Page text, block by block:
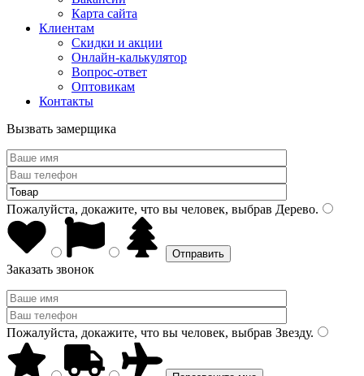
Карта сайта
Клиентам
Скидки и акции
Онлайн-калькулятор
Вопрос-ответ
Оптовикам
Контакты
Вызвать замерщика
Пожалуйста, докажите, что вы человек, выбрав Дерево.
Заказать звонок
Пожалуйста, докажите, что вы человек, выбрав Звезду.